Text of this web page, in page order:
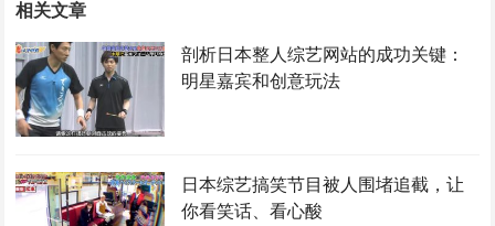
相关文章
剖析日本整人综艺网站的成功关键：
明星嘉宾和创意玩法
日本综艺搞笑节目被人围堵追截，让
你看笑话、看心酸